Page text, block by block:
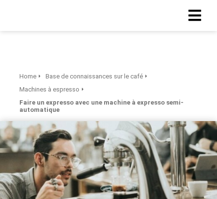
Home
Base de connaissances sur le café
Machines à espresso
Faire un expresso avec une machine à expresso semi-
automatique